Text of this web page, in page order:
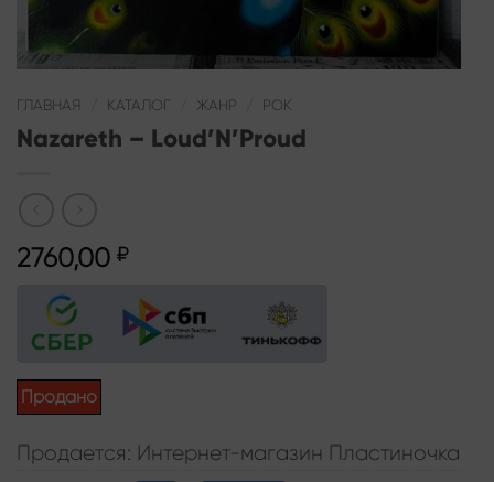
ГЛАВНАЯ КАТАЛОГ ЖАНР РОК
Nazareth – Loud’N’Proud
2760,00 ₽
Продано
Продается: Интернет-магазин Пластиночка